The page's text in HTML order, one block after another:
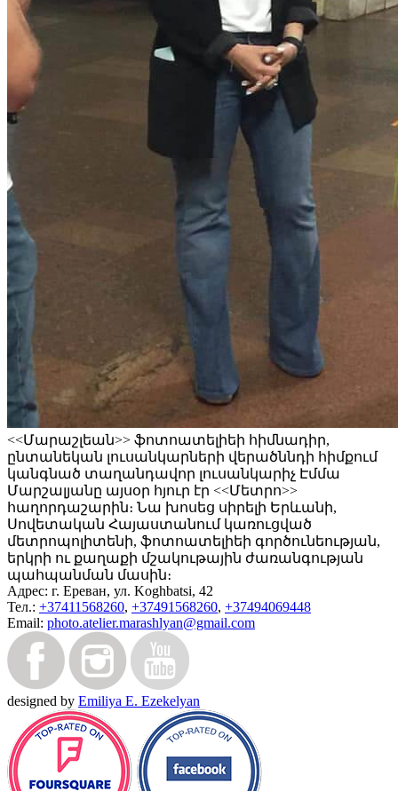
<<Մարաշլեան>> ֆոտոատելիեի հիմնադիր,
ընտանեկան լուսանկարների վերածննդի հիմքում
կանգնած տաղանդավոր լուսանկարիչ Էմմա
Մարշալյանը այսօր հյուր էր <<Մետրո>>
հաղորդաշարին։ Նա խոսեց սիրելի Երևանի,
Սովետական Հայաստանում կառուցված
մետրոպոլիտենի, ֆոտոատելիեի գործունեության,
երկրի ու քաղաքի մշակութային ժառանգության
պահպանման մասին։
Адрес: г. Ереван, ул. Koghbatsi, 42
Тел.: +37411568260, +37491568260, +37494069448
Email: photo.atelier.marashlyan@gmail.com
designed by Emiliya E. Ezekelyan